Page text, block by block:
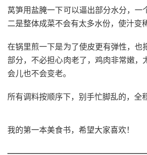
莴笋用盐腌一下可以逼出部分水分，一
二是整体成菜不会有太多水份，使汁变
在锅里煎一下是为了使皮更有弹性，也
部分，不必担心肉老了，鸡肉非常嫩，
会儿也不会变老。
所有调料按顺序下，别手忙脚乱的，全
我的第一本美食书，希望大家喜欢！